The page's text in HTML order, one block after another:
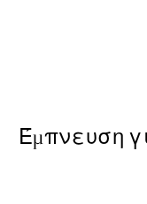
Έμπνευση